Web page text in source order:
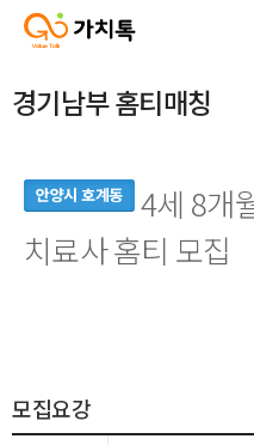
경기남부 홈티매칭
안양시 호계동
4세 8개
치료사 홈티 모집
모집요강